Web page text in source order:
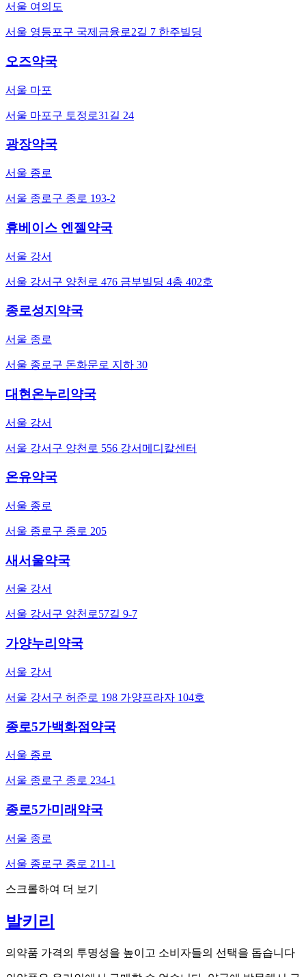
서울 여의도
서울 영등포구 국제금융로2길 7 한주빌딩
오즈약국
서울 마포
서울 마포구 토정로31길 24
광장약국
서울 종로
서울 종로구 종로 193-2
휴베이스 엔젤약국
서울 강서
서울 강서구 양천로 476 금부빌딩 4층 402호
종로성지약국
서울 종로
서울 종로구 돈화문로 지하 30
대현온누리약국
서울 강서
서울 강서구 양천로 556 강서메디칼센터
온유약국
서울 종로
서울 종로구 종로 205
새서울약국
서울 강서
서울 강서구 양천로57길 9-7
가양누리약국
서울 강서
서울 강서구 허준로 198 가양프라자 104호
종로5가백화점약국
서울 종로
서울 종로구 종로 234-1
종로5가미래약국
서울 종로
서울 종로구 종로 211-1
스크롤하여 더 보기
발키리
의약품 가격의 투명성을 높이고 소비자들의 선택을 돕습니다